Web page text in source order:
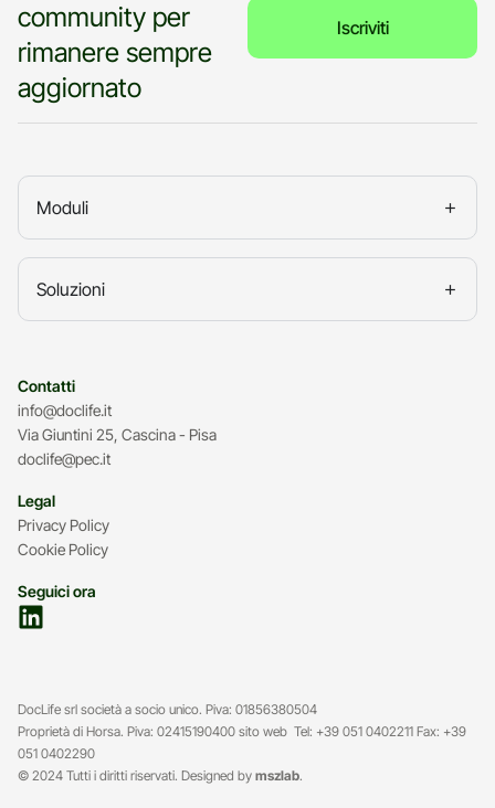
community per
rimanere sempre
aggiornato
Iscriviti
Moduli
Soluzioni
Contatti
info@doclife.it
Via Giuntini 25, Cascina - Pisa
doclife@pec.it
Legal
Privacy Policy
Cookie Policy
Seguici ora
DocLife srl società a socio unico. Piva: 01856380504
Proprietà di Horsa. Piva: 02415190400 sito web Tel: +39 051 0402211 Fax: +39
051 0402290
© 2024 Tutti i diritti riservati. Designed by mszlab.